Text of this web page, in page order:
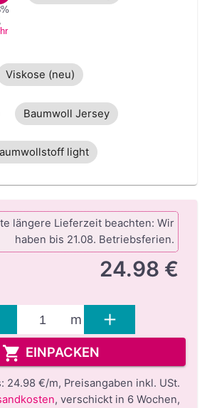
Viskose (neu)
Baumwoll Jersey
light
längere Lieferzeit beachten: Wir
haben bis 21.08. Betriebsferien.
24.98 €
m
EINPACKEN
24.98 €/m, Preisangaben inkl. USt.
,verschickt in 6 Wochen,